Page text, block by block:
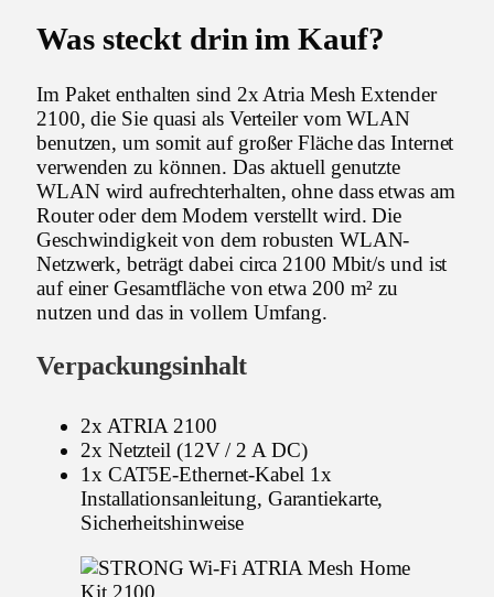
Was steckt drin im Kauf?
Im Paket enthalten sind 2x Atria Mesh Extender
2100, die Sie quasi als Verteiler vom WLAN
benutzen, um somit auf großer Fläche das Internet
verwenden zu können. Das aktuell genutzte
WLAN wird aufrechterhalten, ohne dass etwas am
Router oder dem Modem verstellt wird. Die
Geschwindigkeit von dem robusten WLAN-
Netzwerk, beträgt dabei circa 2100 Mbit/s und ist
auf einer Gesamtfläche von etwa 200 m² zu
nutzen und das in vollem Umfang.
Verpackungsinhalt
2x ATRIA 2100
2x Netzteil (12V / 2 A DC)
1x CAT5E-Ethernet-Kabel 1x
Installationsanleitung, Garantiekarte,
Sicherheitshinweise